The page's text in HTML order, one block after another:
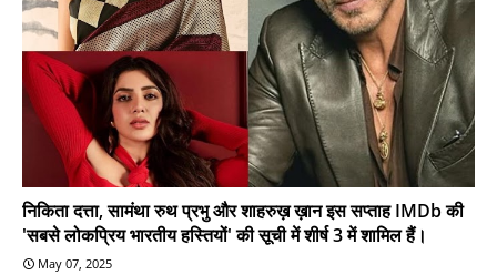
निकिता दत्ता, सामंथा रुथ प्रभु और शाहरुख़ ख़ान इस सप्ताह IMDb की
'सबसे लोकप्रिय भारतीय हस्तियों' की सूची में शीर्ष 3 में शामिल हैं।
May 07, 2025